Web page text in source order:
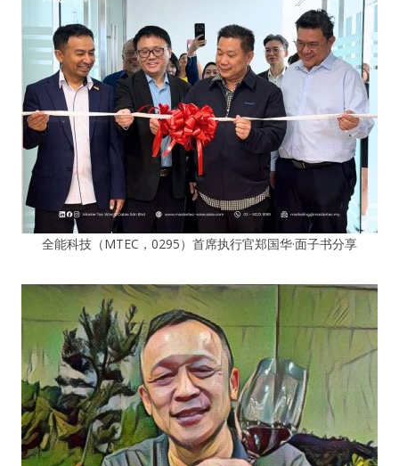
全能科技（MTEC，0295）首席执行官郑国华·面子书分享